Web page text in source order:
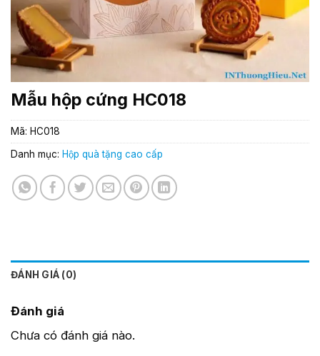
Mẫu hộp cứng HC018
Mã: HC018
Danh mục: Hộp quà tặng cao cấp
ĐÁNH GIÁ (0)
Đánh giá
Chưa có đánh giá nào.